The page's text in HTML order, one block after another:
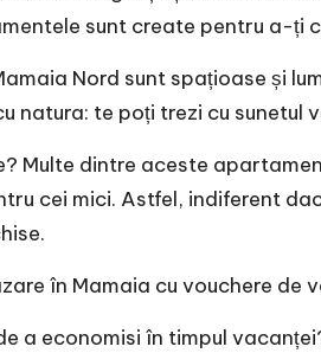
sunt create pentru a-ți
Nord sunt spațioase și
natura: te poți trezi cu sunetul
Multe dintre aceste
cei mici. Astfel, indiferent
în Mamaia cu vouchere de
a economisi în timpul